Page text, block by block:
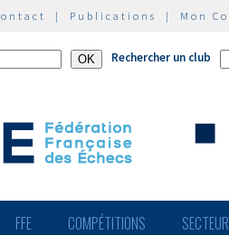
| Publications | Mon
Rechercher un club
FFE COMPÉTITIONS